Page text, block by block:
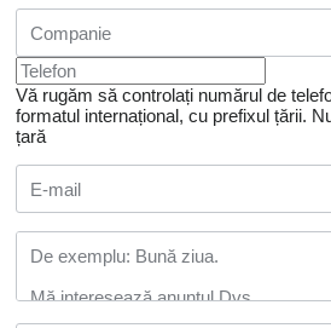
Vă rugăm să controlați numărul de
formatul internațional, cu prefixul țării.
țară